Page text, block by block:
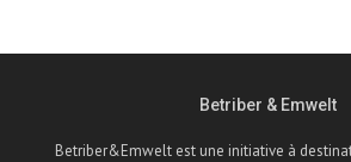
Betriber & Emwelt
Betriber&Emwelt est une initiative à